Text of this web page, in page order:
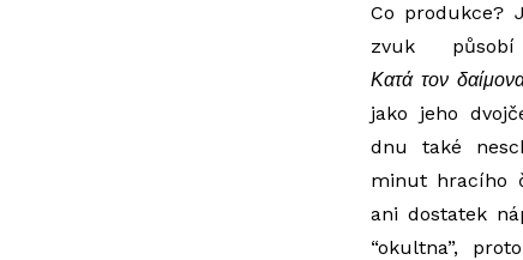
Co produkce?
zvuk
Κατά τον
jako jeho
dnu také
minut hracího
ani dostatek
“okultna”,